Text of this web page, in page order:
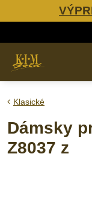
Klasické
Dámsky
Z8037 z